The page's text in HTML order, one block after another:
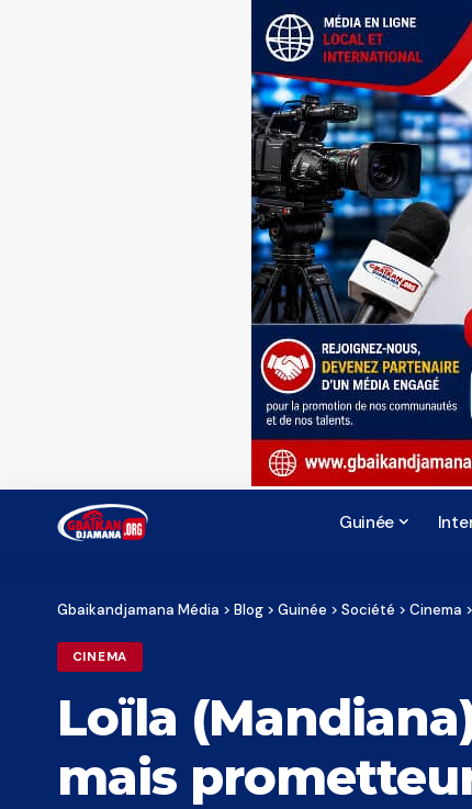
Guinée
Gbaikandjamana Média > Blog > Guinée > Société > Cinema >
CINEMA
Loïla
mais